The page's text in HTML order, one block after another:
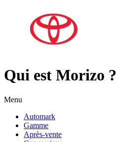
Qui est Morizo ?
Menu
Automark
Gamme
Après-vente